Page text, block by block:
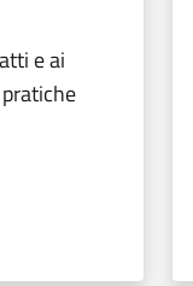
e ai